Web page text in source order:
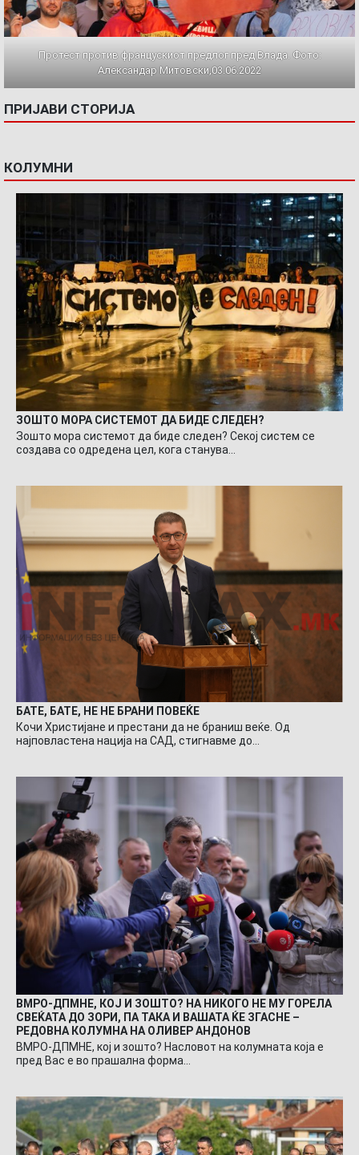
Протест против францускиот предлог пред Влада. Фото:
Александар Митовски,03.06.2022
ПРИЈАВИ СТОРИЈА
КОЛУМНИ
ЗОШТО МОРА СИСТЕМОТ ДА БИДЕ СЛЕДЕН?
Зошто мора системот да биде следен? Секој систем се
создава со одредена цел, кога станува…
БАТЕ, БАТЕ, НЕ НЕ БРАНИ ПОВЕЌЕ
Кочи Христијане и престани да не браниш веќе. Од
најповластена нација на САД, стигнавме до…
ВМРО-ДПМНЕ, КОЈ И ЗОШТО? НА НИКОГО НЕ МУ ГОРЕЛА
СВЕЌАТА ДО ЗОРИ, ПА ТАКА И ВАШАТА ЌЕ ЗГАСНЕ –
РЕДОВНА КОЛУМНА НА ОЛИВЕР АНДОНОВ
ВМРО-ДПМНЕ, кој и зошто? Насловот на колумната која е
пред Вас е во прашална форма…